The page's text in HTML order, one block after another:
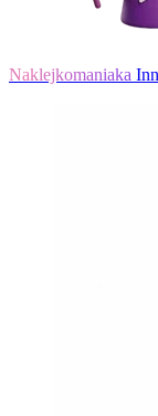
Naklejkomaniaka